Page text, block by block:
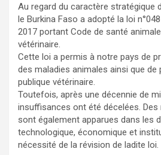
Au regard du caractère stratégique
le Burkina Faso a adopté la loi
2017 portant Code de santé
vétérinaire.
Cette loi a permis à notre pays de
des maladies animales ainsi que de
publique vétérinaire.
Toutefois, après une décennie de
insuffisances ont été décelées.
sont également apparues dans les
technologique, économique et
nécessité de la révision de ladite loi.